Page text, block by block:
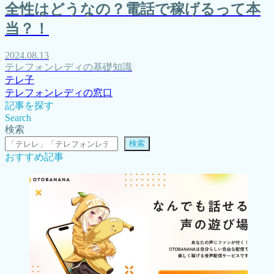
全性はどうなの？電話で稼げるって本
当？！
2024.08.13
テレフォンレディの基礎知識
テレ子
テレフォンレディの窓口
記事を探す
Search
検索
検索
おすすめ記事